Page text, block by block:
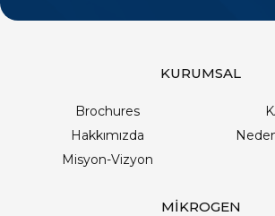
KURUMSAL
Brochures
Hakkımızda
Misyon-Vizyon
MİKROGEN